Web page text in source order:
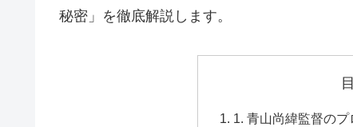
秘密」を徹底解説します。
1. 青山尚緯監督の